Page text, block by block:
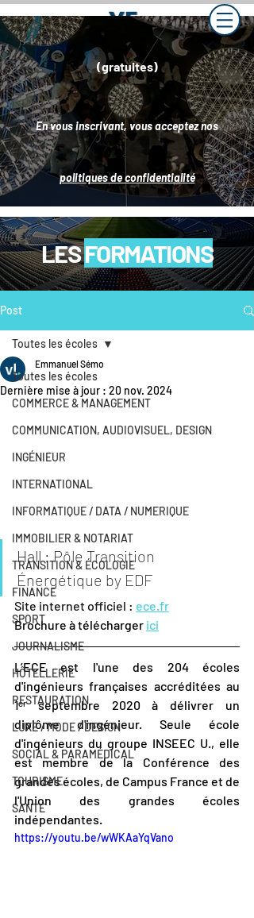
(gratuites)
En vous inscrivant, vous acceptez nos
politiques de confidentialité
LESFORMATIONS
Post
Toutes les écoles
COMMERCE & MANAGEMENT
COMMUNICATION, AUDIOVISUEL, DESIGN
INGÉNIEUR
INTERNATIONAL
INFORMATIQUE / DATA / NUMERIQUE
IMMOBILIER & NOTARIAT
TRANSITION & ÉCOLOGIE
FINANCE
SPORT
JOURNALISME
HÔTELLERIE
RESTAURATION
LUXE / MODE / DESIGN
SOCIAL & PARAMÉDICAL
TOURISME
SANTÉ
Toutes les écoles
Emmanuel Sémo
Dernière mise à jour : 20 nov. 2024
Hall : Pôle Transition
Énergétique by EDF
Site internet officiel : ece.fr
Brochure à télécharger ici
L’ECE est l'une des 204 écoles
d'ingénieurs françaises accréditées au
1ᵉʳ septembre 2020 à délivrer un
diplôme d'ingénieur. Seule école
d'ingénieurs du groupe INSEEC U., elle
est membre de la Conférence des
grandes écoles, de Campus France et de
l'Union des grandes écoles
indépendantes.
https://youtu.be/wWKAaYqVano